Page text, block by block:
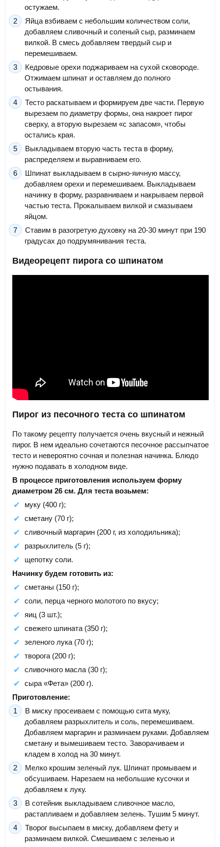
остужаем.
Яйца взбиваем с небольшим количеством соли,
добавляем сливочный и соленый сыр, разминаем
вилкой. В смесь добавляем твердый сыр и
перемешиваем.
Кедровые орехи поджариваем на сухой сковороде.
Отжимаем шпинат и оставляем до полного
остывания.
Тесто раскатываем и формируем две части. Первую
вырезаем по диаметру формы, она накроет пирог
сверху, а вторую вырезаем «с запасом», чтобы
остались края.
Выкладываем вторую часть теста в форму,
распределяем и выравниваем его.
Шпинат выкладываем в сырно-яичную массу,
добавляем орехи и перемешиваем. Выкладываем
начинку в форму, разравниваем и накрываем первой
частью теста. Прокалываем вилкой и смазываем
яйцом.
Ставим в разогретую духовку на 20-30 минут при 190
градусах до подрумянивания теста.
Видеорецепт пирога со шпинатом
Пирог из песочного теста со шпинатом
По такому рецепту получается очень вкусный и нежный
пирог. В нем идеально сочетаются песочное рассыпчатое
тесто и невероятно сочная и полезная начинка. Блюдо
нужно подавать в холодном виде.
В процессе приготовления используем форму
диаметром 26 см. Для теста возьмем:
муку (400 г);
сметану (70 г);
сливочный маргарин (200 г, из холодильника);
разрыхлитель (5 г);
щепотку соли.
Начинку будем готовить из:
сметаны (150 г);
соли, перца черного молотого по вкусу;
яиц (3 шт.);
свежего шпината (350 г);
зеленого лука (70 г);
творога (200 г);
сливочного масла (30 г);
сыра «Фета» (200 г).
Приготовление:
В миску просеиваем с помощью сита муку,
добавляем разрыхлитель и соль, перемешиваем.
Добавляем маргарин и разминаем руками. Добавляем
сметану и вымешиваем тесто. Заворачиваем и
кладем в холод на 30 минут.
Мелко крошим зеленый лук. Шпинат промываем и
обсушиваем. Нарезаем на небольшие кусочки и
добавляем к луку.
В сотейник выкладываем сливочное масло,
растапливаем и добавляем зелень. Тушим 5 минут.
Творог высыпаем в миску, добавляем фету и
разминаем вилкой. Смешиваем с зеленью и